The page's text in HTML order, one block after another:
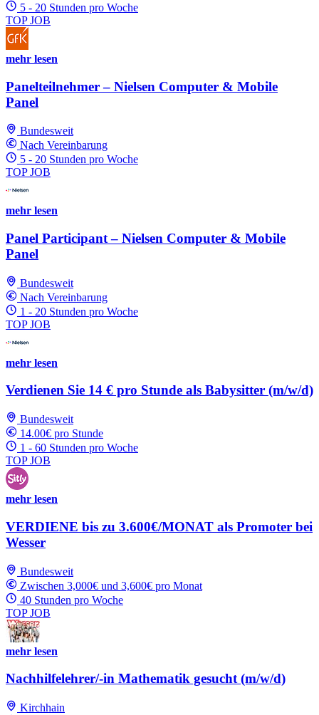
5 - 20 Stunden pro Woche
TOP JOB
mehr lesen
Panelteilnehmer – Nielsen Computer & Mobile
Panel
Bundesweit
Nach Vereinbarung
5 - 20 Stunden pro Woche
TOP JOB
mehr lesen
Panel Participant – Nielsen Computer & Mobile
Panel
Bundesweit
Nach Vereinbarung
1 - 20 Stunden pro Woche
TOP JOB
mehr lesen
Verdienen Sie 14 € pro Stunde als Babysitter (m/w/d)
Bundesweit
14.00€ pro Stunde
1 - 60 Stunden pro Woche
TOP JOB
mehr lesen
VERDIENE bis zu 3.600€/MONAT als Promoter bei
Wesser
Bundesweit
Zwischen 3,000€ und 3,600€ pro Monat
40 Stunden pro Woche
TOP JOB
mehr lesen
Nachhilfelehrer/-in Mathematik gesucht (m/w/d)
Kirchhain